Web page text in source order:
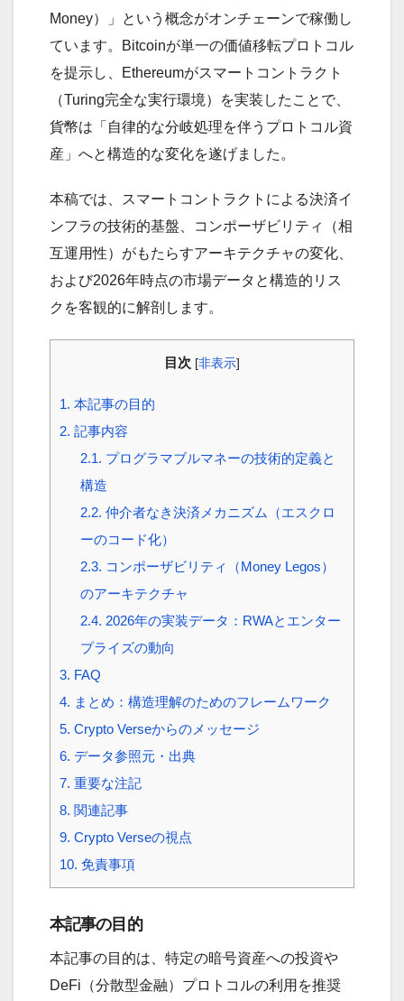
Money）」という概念がオンチェーンで稼働し
ています。Bitcoinが単一の価値移転プロトコル
を提示し、Ethereumがスマートコントラクト
（Turing完全な実行環境）を実装したことで、
貨幣は「自律的な分岐処理を伴うプロトコル資
産」へと構造的な変化を遂げました。
本稿では、スマートコントラクトによる決済イ
ンフラの技術的基盤、コンポーザビリティ（相
互運用性）がもたらすアーキテクチャの変化、
および2026年時点の市場データと構造的リス
クを客観的に解剖します。
目次 [非表示]
1. 本記事の目的
2. 記事内容
2.1. プログラマブルマネーの技術的定義と
構造
2.2. 仲介者なき決済メカニズム（エスクロ
ーのコード化）
2.3. コンポーザビリティ（Money Legos）
のアーキテクチャ
2.4. 2026年の実装データ：RWAとエンター
プライズの動向
3. FAQ
4. まとめ：構造理解のためのフレームワーク
5. Crypto Verseからのメッセージ
6. データ参照元・出典
7. 重要な注記
8. 関連記事
9. Crypto Verseの視点
10. 免責事項
本記事の目的
本記事の目的は、特定の暗号資産への投資や
DeFi（分散型金融）プロトコルの利用を推奨